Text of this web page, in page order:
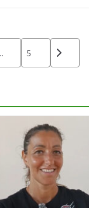
5